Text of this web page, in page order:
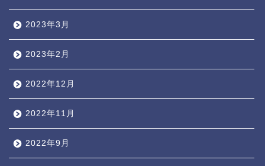
2023年3月
2023年2月
2022年12月
2022年11月
2022年9月